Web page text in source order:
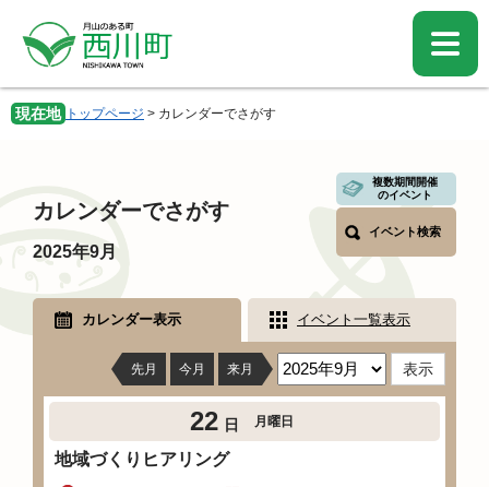
先
頭
を
飛
現在地 トップページ > カレンダーでさがす
文
カレンダーでさがす
複数期間開催
のイベント
イベント検索
2025年9月
カレンダー表示 イベント一覧表示
先月 今月 来月
22 日 月曜日
地域づくりヒアリング